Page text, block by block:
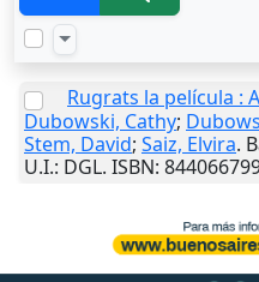
Rugrats la película :
Dubowski, Cathy;
Stem, David; Saiz, Elvira.
U.I.: DGL. ISBN: